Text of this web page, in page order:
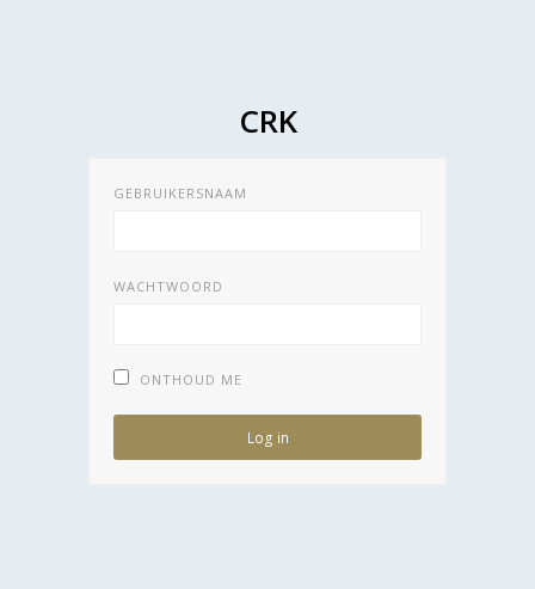
CRK
GEBRUIKERSNAAM
WACHTWOORD
ONTHOUD ME